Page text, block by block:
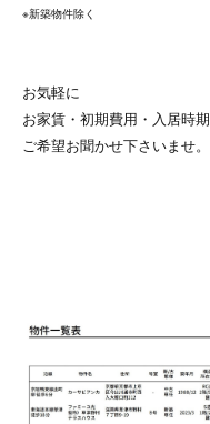
※新築物件除く
お気軽に
お家賃・初期費用・入居時期
ご希望お聞かせ下さいませ。